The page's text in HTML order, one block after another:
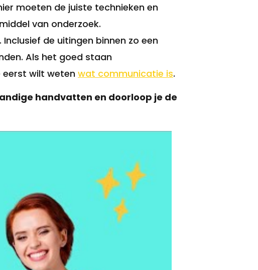
moeten de juiste technieken en
van onderzoek.
de uitingen binnen zo een
Als het goed staan
eerst wilt weten wat communicatie is.
handvatten en doorloop je de